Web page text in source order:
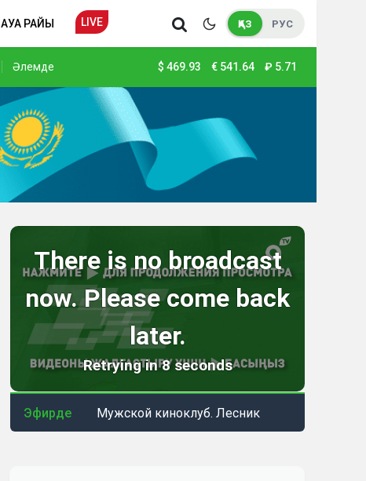
АУА РАЙЫ LIVE ҚАЗ РУС
Әлемде $ 469.93 € 541.64 ₽ 5.71
Эфирде Мужской киноклуб. Лесник